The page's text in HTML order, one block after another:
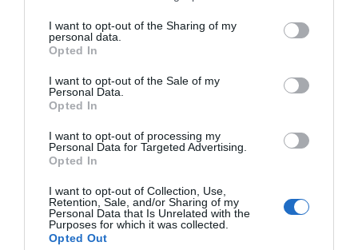
I want to opt-out of the Sharing of my
personal data.
Opted In
I want to opt-out of the Sale of my
Personal Data.
Opted In
I want to opt-out of processing my
Personal Data for Targeted Advertising.
Opted In
I want to opt-out of Collection, Use,
Retention, Sale, and/or Sharing of my
Personal Data that Is Unrelated with the
Purposes for which it was collected.
Opted Out